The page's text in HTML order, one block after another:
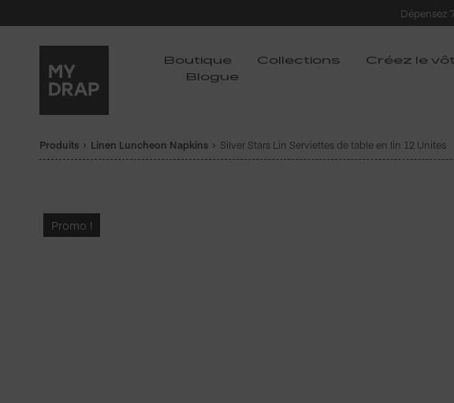
Dépensez
Boutique Collections Créez le
Blogue
Produits Linen Luncheon Napkins Silver Stars Lin Serviettes de table en lin 12 Unites
Promo !